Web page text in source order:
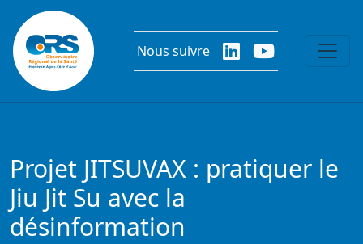
Aller au contenu principal
Nous suivre
Projet JITSUVAX : pratiquer le
Jiu Jit Su avec la
désinformation